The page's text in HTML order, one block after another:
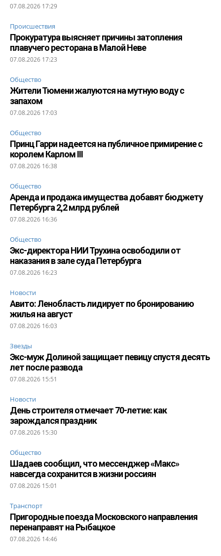
07.08.2026 17:29
Происшествия
Прокуратура выясняет причины затопления
плавучего ресторана в Малой Неве
07.08.2026 17:23
Общество
Жители Тюмени жалуются на мутную воду с
запахом
07.08.2026 17:03
Общество
Принц Гарри надеется на публичное примирение с
королем Карлом III
07.08.2026 16:38
Общество
Аренда и продажа имущества добавят бюджету
Петербурга 2,2 млрд рублей
07.08.2026 16:36
Общество
Экс-директора НИИ Трухина освободили от
наказания в зале суда Петербурга
07.08.2026 16:23
Новости
Авито: Ленобласть лидирует по бронированию
жилья на август
07.08.2026 16:03
Звезды
Экс-муж Долиной защищает певицу спустя десять
лет после развода
07.08.2026 15:51
Новости
День строителя отмечает 70-летие: как
зарождался праздник
07.08.2026 15:30
Общество
Шадаев сообщил, что мессенджер «Макс»
навсегда сохранится в жизни россиян
07.08.2026 15:01
Транспорт
Пригородные поезда Московского направления
перенаправят на Рыбацкое
07.08.2026 14:46